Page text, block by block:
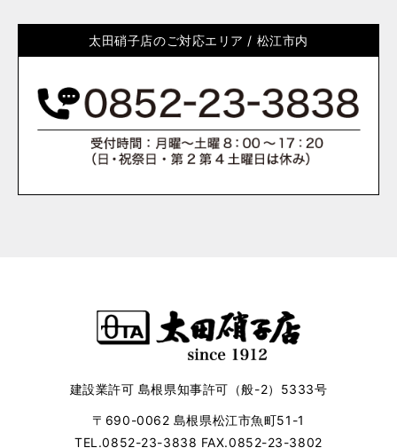
太田硝子店のご対応エリア / 松江市内
建設業許可 島根県知事許可（般-2）5333号
〒690-0062 島根県松江市魚町51-1
TEL.0852-23-3838 FAX.0852-23-3802